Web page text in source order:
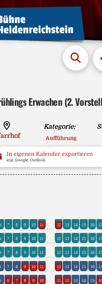
Erwachen (2.
Kategorie:
Aufführung
In eigenen Kalender exportieren
ical, Google, Outlook
7 8 9 10 11 12 13 14 15 16 17
7 8 9 10 11 12 13 14 15 16 17
7 8 9 10 11 12 13 14 15 16 17
7 8 9 10 11 12 13 14 15 16 17
6 7 8 9 10 11 12 13 14 15 16